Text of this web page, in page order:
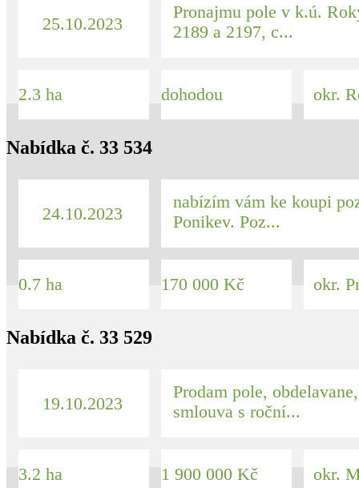
25.10.2023
Pronajmu pole v k.ú.
2189 a 2197, c...
2.3 ha dohodou okr.
Nabídka č. 33 534
24.10.2023
nabízím vám ke koupi
Ponikev. Poz...
0.7 ha 170 000 Kč okr.
Nabídka č. 33 529
19.10.2023
Prodam pole,
smlouva s roční...
3.2 ha 1 900 000 Kč okr.